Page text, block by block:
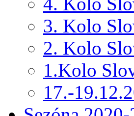
3. Kolo
2. Kolo
1.Kolo
17.-